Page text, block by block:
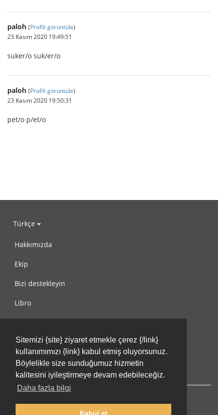
Sitemizi {site} ziyaret etmekle çerez {/link}
kullanımımızı {link} kabul etmiş oluyorsunuz.
Böylelikle size sunduğumuz hizmetin
kalitesini iyileştirmeye devam edebileceğiz.
Daha fazla bilgi
Kabul et
paloh (Profili görüntüle)
23 Kasım 2020 19:49:51
suker/o suk/er/o
paloh (Profili görüntüle)
23 Kasım 2020 19:50:31
pet/o p/et/o
Türkçe
Hakkımızda
Ekip
Bizi destekleyin
Libro
Kullanım Koşulları
Bize ulaşın